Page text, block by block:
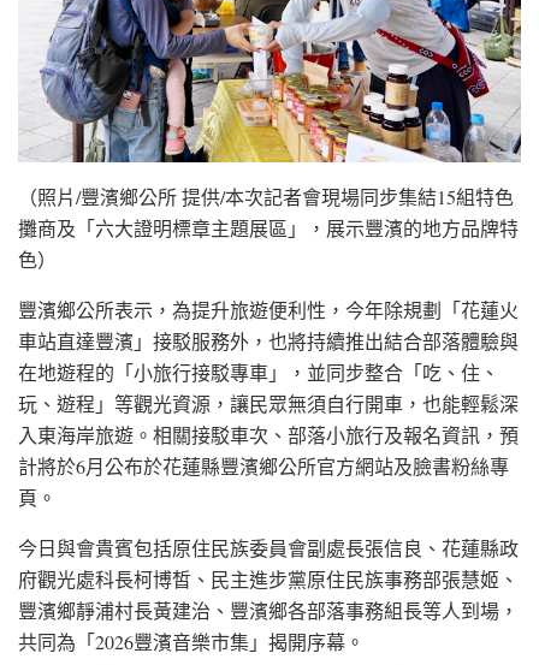
（照片/豐濱鄉公所 提供/本次記者會現場同步集結15組特色
攤商及「六大證明標章主題展區」，展示豐濱的地方品牌特
色）
豐濱鄉公所表示，為提升旅遊便利性，今年除規劃「花蓮火
車站直達豐濱」接駁服務外，也將持續推出結合部落體驗與
在地遊程的「小旅行接駁專車」，並同步整合「吃、住、
玩、遊程」等觀光資源，讓民眾無須自行開車，也能輕鬆深
入東海岸旅遊。相關接駁車次、部落小旅行及報名資訊，預
計將於6月公布於花蓮縣豐濱鄉公所官方網站及臉書粉絲專
頁。
今日與會貴賓包括原住民族委員會副處長張信良、花蓮縣政
府觀光處科長柯博皙、民主進步黨原住民族事務部張慧姬、
豐濱鄉靜浦村長黃建治、豐濱鄉各部落事務組長等人到場，
共同為「2026豐濱音樂市集」揭開序幕。